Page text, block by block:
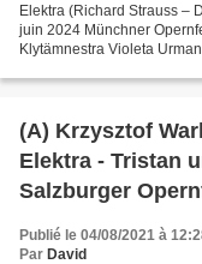
Elektra (Richard Strauss –
juin 2024 Münchner
Klytämnestra Violeta
(A) Krzysztof
Elektra - Tristan
Salzburger
Publié le 04/08/2021 à
Par David